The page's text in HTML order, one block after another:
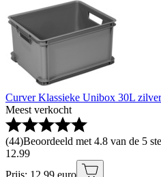
Curver Klassieke Unibox 30L zilver
Meest verkocht
(44)Beoordeeld met 4.8 van de 5
12.99
Prijs: 12.99 euro